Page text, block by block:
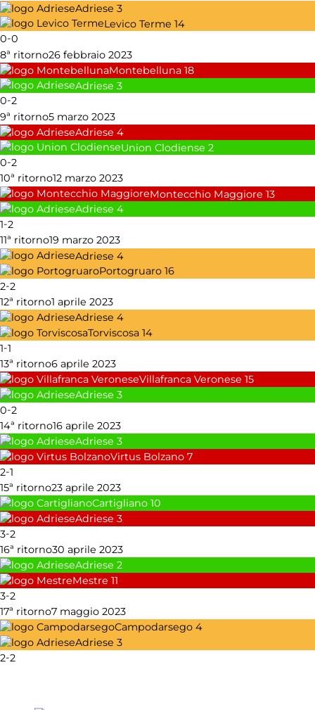
Adriese 3
Levico Terme 14
0-0
8ª ritorno26 febbraio 2023
Montebelluna 18
Adriese 3
0-2
9ª ritorno5 marzo 2023
Adriese 4
Union Clodiense 2
0-2
10ª ritorno12 marzo 2023
Montecchio Maggiore 13
Adriese 4
1-2
11ª ritorno19 marzo 2023
Adriese 4
Portogruaro 16
2-2
12ª ritorno1 aprile 2023
Adriese 4
Torviscosa 14
1-1
13ª ritorno6 aprile 2023
Villafranca Veronese 15
Adriese 3
0-2
14ª ritorno16 aprile 2023
Adriese 3
Virtus Bolzano 7
2-1
15ª ritorno23 aprile 2023
Cartigliano 10
Adriese 3
3-2
16ª ritorno30 aprile 2023
Adriese 2
Mestre 11
3-2
17ª ritorno7 maggio 2023
Campodarsego 4
Adriese 3
2-2